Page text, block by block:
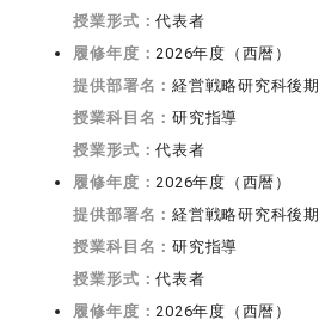
授業形式：代表者
履修年度：2026年度（西暦）
提供部署名：経営戦略研究科後期
授業科目名：研究指導
授業形式：代表者
履修年度：2026年度（西暦）
提供部署名：経営戦略研究科後期
授業科目名：研究指導
授業形式：代表者
履修年度：2026年度（西暦）